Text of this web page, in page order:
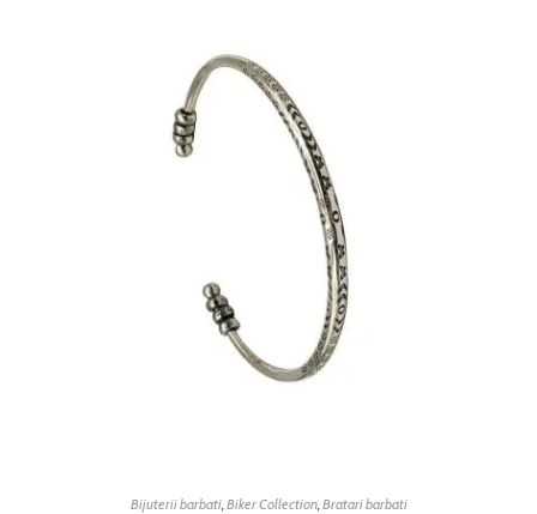
Bijuterii barbati, Biker Collection, Bratari barbati